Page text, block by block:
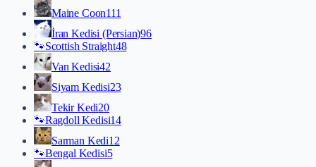
Maine Coon111
İran Kedisi (Persian)96
🐾Scottish Straight48
Van Kedisi42
Siyam Kedisi23
Tekir Kedi20
🐾Ragdoll Kedisi14
Sarman Kedi12
🐾Bengal Kedisi5